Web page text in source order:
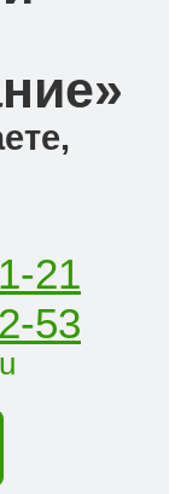
21
53